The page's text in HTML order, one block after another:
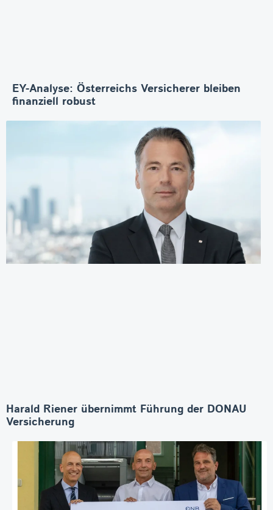
EY-Analyse: Österreichs Versicherer bleiben
finanziell robust
Harald Riener übernimmt Führung der DONAU
Versicherung